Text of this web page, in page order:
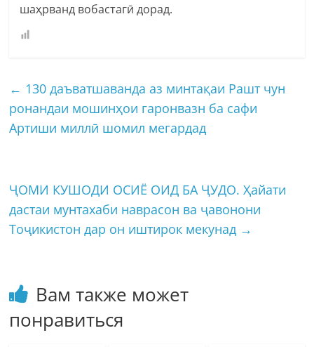
шаҳрванд вобастагӣ дорад.
← 130 даъватшаванда аз минтақаи Рашт чун
ронандаи мошинҳои гаронвазн ба сафи
Артиши миллӣ шомил мегардад
ҶОМИ КУШОДИ ОСИЁ ОИД БА ҶУДО. Ҳайати
дастаи мунтахаби наврасон ва ҷавонони
Тоҷикистон дар он иштирок мекунад →
Вам также может
понравиться